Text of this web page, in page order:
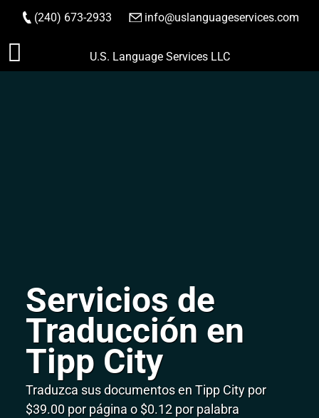
Saltar
(240) 673-2933 info@uslanguageservices.com
HACER PEDIDO
U.S. Language Services LLC
Servicios de
Traducción en
Tipp City
Traduzca sus documentos en Tipp City por
$39.00 por página o $0.12 por palabra